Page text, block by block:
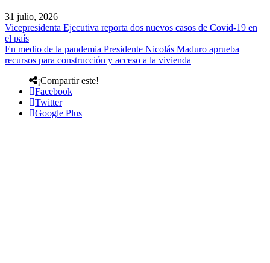
31 julio, 2026
Vicepresidenta Ejecutiva reporta dos nuevos casos de Covid-19 en
el país
En medio de la pandemia Presidente Nicolás Maduro aprueba
recursos para construcción y acceso a la vivienda
¡Compartir este!
Facebook
Twitter
Google Plus